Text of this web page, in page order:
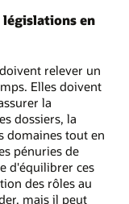
législations en
relever un
Elles doivent
la
dossiers, la
domaines tout en
pénuries de
d'équilibrer ces
des rôles au
mais il peut